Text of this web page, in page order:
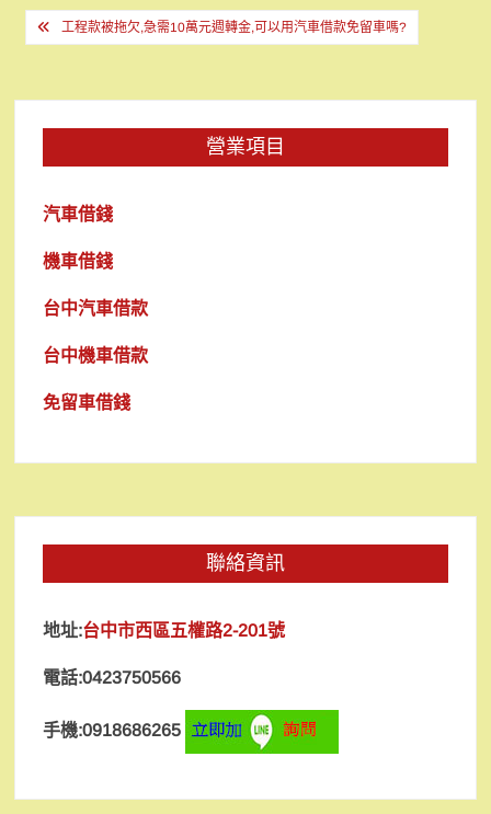
文
導
覽
工程款被拖欠,急需10萬元週轉金,可以用汽車借款免留車嗎?
營業項目
汽車借錢
機車借錢
台中汽車借款
台中機車借款
免留車借錢
聯絡資訊
地址:台中市西區五權路2-201號
電話:0423750566
手機:0918686265